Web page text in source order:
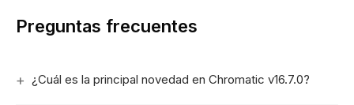
Preguntas frecuentes
¿Cuál es la principal novedad en Chromatic v16.7.0?